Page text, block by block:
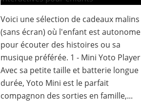
Voici une sélection de cadeaux malins
(sans écran) où l'enfant est autonome
pour écouter des histoires ou sa
musique préférée. 1 - Mini Yoto Player
Avec sa petite taille et batterie longue
durée, Yoto Mini est le parfait
compagnon des sorties en famille,...